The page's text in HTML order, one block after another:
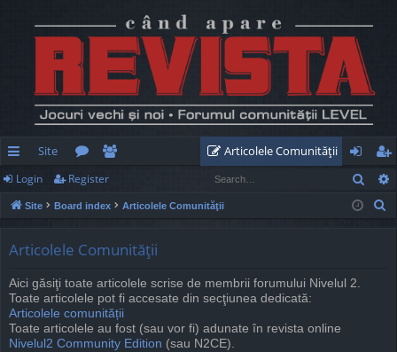
ui
ck
Site
or
u
e
m
Articolele Comunităţii
og
in
eg
ist
Login Register
Site Board index Articolele Comunităţii
Articolele Comunităţii
Aici găsiţi toate articolele scrise de membrii forumului Nivelul 2.
Toate articolele pot fi accesate din secţiunea dedicată:
Articolele comunității
Toate articolele au fost (sau vor fi) adunate în revista online
Nivelul2 Community Edition (sau N2CE).